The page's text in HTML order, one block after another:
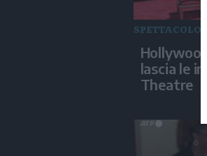
SPETTACOLO
lascia le
Theatre